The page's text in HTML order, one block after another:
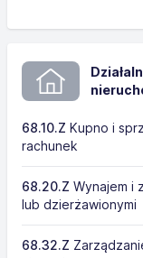
68.10.Z Kupno i
rachunek
68.20.Z Wynajem i
lub dzierżawionymi
68.32.Z